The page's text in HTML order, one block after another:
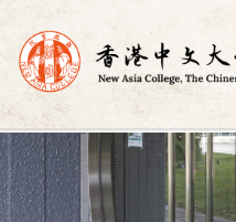
Skip
to
content